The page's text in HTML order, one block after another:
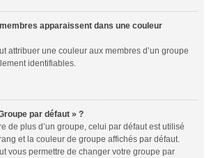
apparaissent dans une couleur
attribuer une couleur aux membres d’un groupe
identifiables.
par défaut » ?
de plus d’un groupe, celui par défaut est utilisé
et la couleur de groupe affichés par défaut.
vous permettre de changer votre groupe par